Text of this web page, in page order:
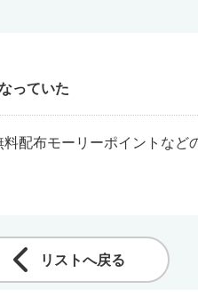
っていた
配布モーリーポイントなど
リストへ戻る